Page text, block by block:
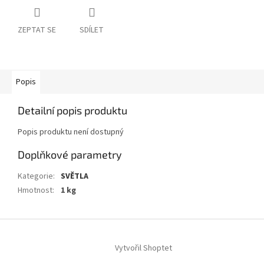
ZEPTAT SE SDÍLET
Popis
Detailní popis produktu
Popis produktu není dostupný
Doplňkové parametry
Kategorie: SVĚTLA
Hmotnost: 1 kg
Vytvořil Shoptet